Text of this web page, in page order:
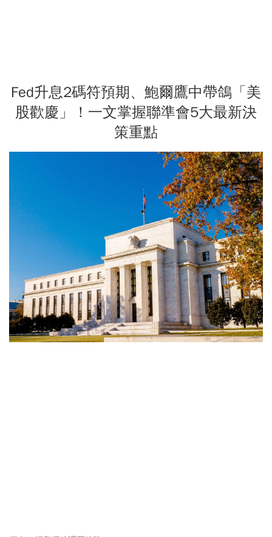
Fed升息2碼符預期、鮑爾鷹中帶鴿「美
股歡慶」！一文掌握聯準會5大最新決
策重點